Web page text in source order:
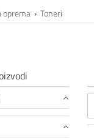
oprema › Toneri